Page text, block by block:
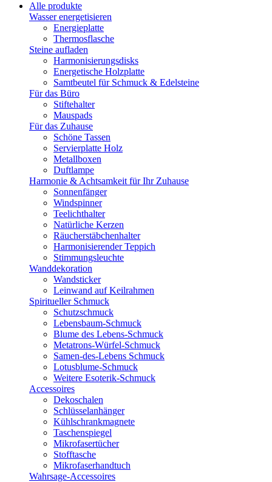
Alle produkte
Wasser energetisieren
Energieplatte​
Thermosflasche
Steine aufladen
Harmonisierungsdisks
Energetische Holzplatte
Samtbeutel für Schmuck & Edelsteine
Für das Büro
Stiftehalter
Mauspads
Für das Zuhause
Schöne Tassen
Servierplatte Holz
Metallboxen
Duftlampe
Harmonie & Achtsamkeit für Ihr Zuhause
Sonnenfänger
Windspinner
Teelichthalter
Natürliche Kerzen
Räucherstäbchenhalter
Harmonisierender Teppich
Stimmungsleuchte
Wanddekoration
Wandsticker
Leinwand auf Keilrahmen
Spiritueller Schmuck
Schutzschmuck
Lebensbaum-Schmuck
Blume des Lebens-Schmuck
Metatrons-Würfel-Schmuck
Samen-des-Lebens Schmuck
Lotusblume-Schmuck
Weitere Esoterik-Schmuck
Accessoires
Dekoschalen
Schlüsselanhänger
Kühlschrankmagnete
Taschenspiegel
Mikrofasertücher
Stofftasche
Mikrofaserhandtuch
Wahrsage-Accessoires